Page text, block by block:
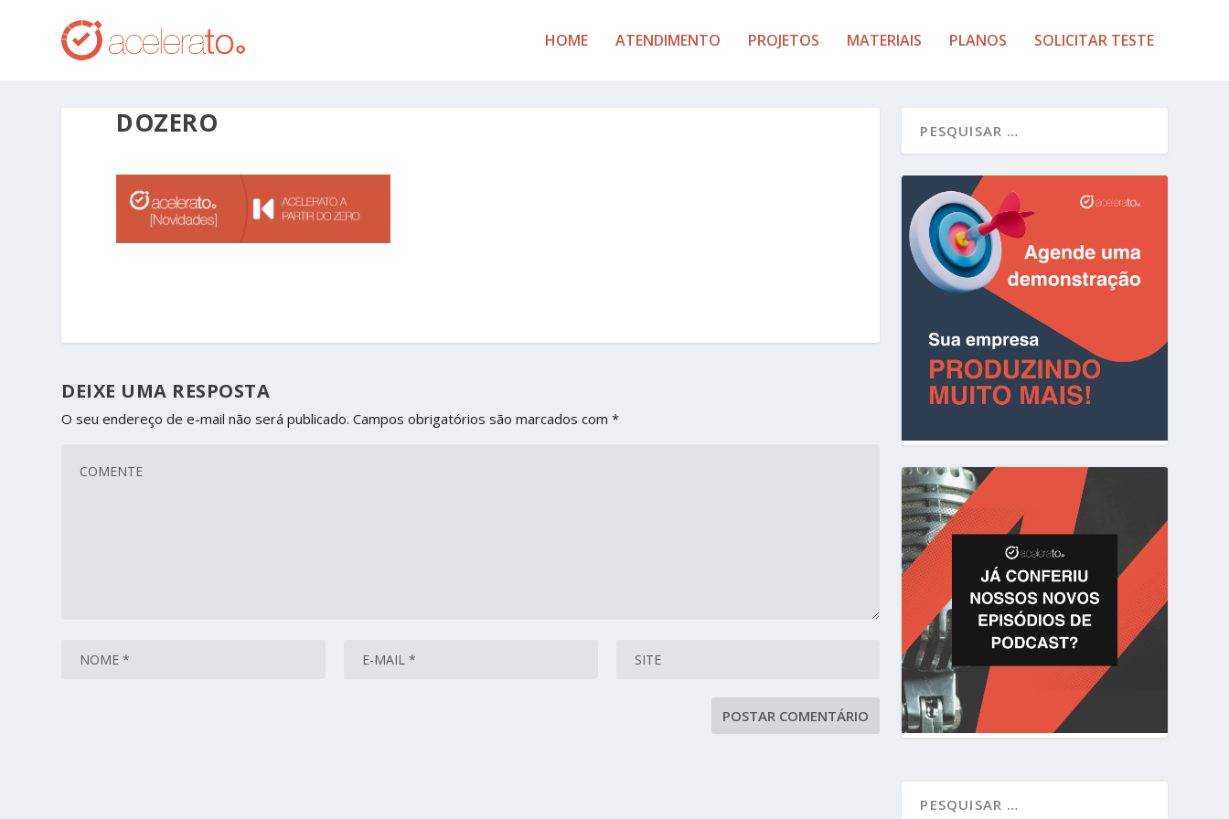
HOME ATENDIMENTO PROJETOS MATERIAIS PLANOS SOLICITAR TESTE
DOZERO
DEIXE UMA RESPOSTA
O seu endereço de e-mail não será publicado. Campos obrigatórios são marcados com*